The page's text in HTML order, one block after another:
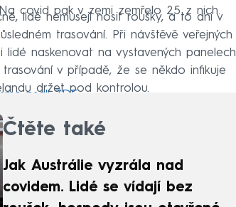
covid pak v zemi zemřelo 25 z nich.
lidé nemusejí nosit roušky, a to ani v
trasování. Při návštěvě veřejných
lidé naskenovat na vystavených panelech
v případě, že se někdo infikuje
držet pod kontrolou.
psali ZDE.
Čtěte také
Jak Austrálie vyzrála nad
covidem. Lidé se vídají bez